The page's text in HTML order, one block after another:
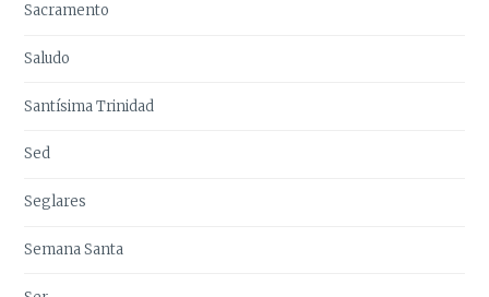
Sacramento
Saludo
Santísima Trinidad
Sed
Seglares
Semana Santa